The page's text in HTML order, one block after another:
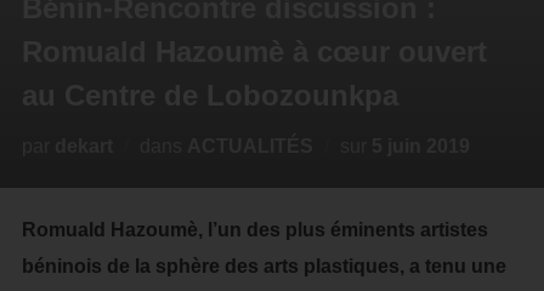
Romuald Hazoumè, l’un des plus éminents artistes
béninois de la sphère des arts plastiques, a tenu une